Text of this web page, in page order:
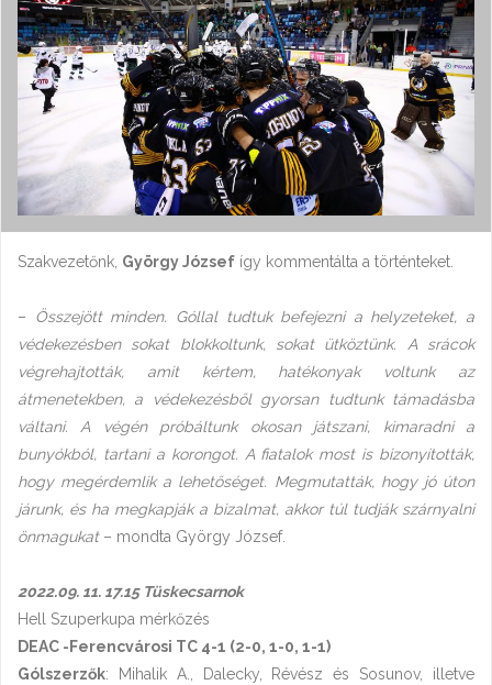
Szakvezetőnk, György József így kommentálta a történteket.
– Összejött minden. Góllal tudtuk befejezni a helyzeteket, a
védekezésben sokat blokkoltunk, sokat ütköztünk. A srácok
végrehajtották, amit kértem, hatékonyak voltunk az
átmenetekben, a védekezésből gyorsan tudtunk támadásba
váltani. A végén próbáltunk okosan játszani, kimaradni a
bunyókból, tartani a korongot. A fiatalok most is bizonyították,
hogy megérdemlik a lehetőséget. Megmutatták, hogy jó úton
járunk, és ha megkapják a bizalmat, akkor túl tudják szárnyalni
önmagukat– mondta György József.
2022.09. 11. 17.15 Tüskecsarnok
Hell Szuperkupa mérkőzés
DEAC -Ferencvárosi TC 4-1 (2-0, 1-0, 1-1)
Gólszerzők: Mihalik A., Dalecky, Révész és Sosunov, illetve